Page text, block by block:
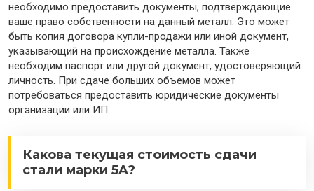
необходимо предоставить документы, подтверждающие
ваше право собственности на данный металл. Это может
быть копия договора купли-продажи или иной документ,
указывающий на происхождение металла. Также
необходим паспорт или другой документ, удостоверяющий
личность. При сдаче больших объемов может
потребоваться предоставить юридические документы
организации или ИП.
Какова текущая стоимость сдачи
стали марки 5A?